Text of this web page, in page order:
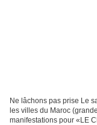
Ne lâchons pas prise Le
les villes du Maroc
manifestations pour «LE